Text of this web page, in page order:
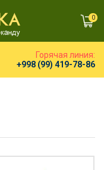
0
Горячая линия:
+998 (99) 419-78-86